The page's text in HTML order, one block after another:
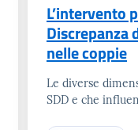
L’intervento
Discrepanza
nelle coppie
Le diverse
SDD e che